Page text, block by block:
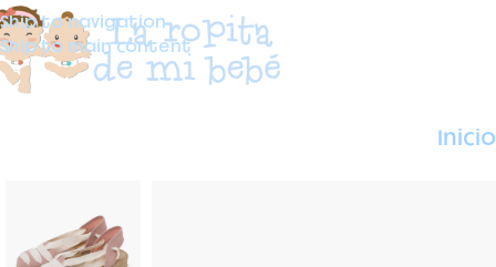
Skip to navigation
Skip to main content
Inicio